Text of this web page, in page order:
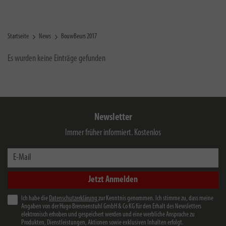
Startseite News BouwBeurs 2017
Es wurden keine Einträge gefunden
Newsletter
Immer früher informiert. Kostenlos
E-Mail
Jetzt Anmelden
Ich habe die Datenschutzerklärung zur Kenntnis genommen. Ich stimme zu, dass meine
Angaben von der Hugo Brennenstuhl GmbH & Co KG für den Erhalt des Newsletters
elektronisch erhoben und gespeichert werden und eine werbliche Ansprache zu
Produkten, Dienstleistungen, Aktionen sowie exklusiven Inhalten erfolgt.